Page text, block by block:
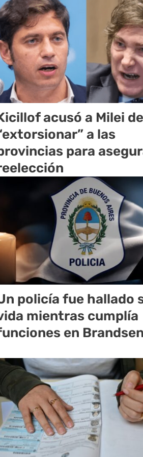
acusó a Milei de
a las
para
policía fue hallado
mientras cumplía
en Brandsen